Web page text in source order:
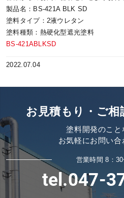
製品名：BS-421A BLK SD
塗料タイプ：2液ウレタン
塗料種類：熱硬化型遮光塗料
BS-421ABLKSD
2022.07.04
お見積もり・ご
塗料開発のこと
お気軽にお問い
営業時間 8：
tel.047-